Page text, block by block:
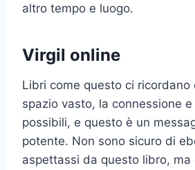
altro tempo e luogo.
Virgil online
Libri come questo ci ricordano
spazio vasto, la connessione e
possibili, e questo è un
potente. Non sono sicuro di
aspettassi da questo libro, ma